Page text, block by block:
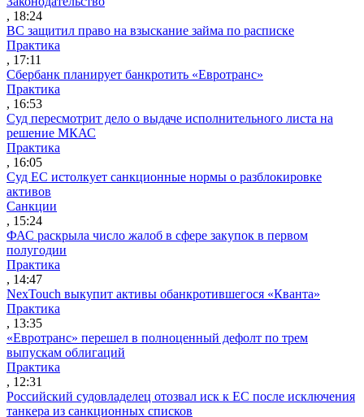
, 18:24
ВС защитил право на взыскание займа по расписке
Практика
, 17:11
Сбербанк планирует банкротить «Евротранс»
Практика
, 16:53
Суд пересмотрит дело о выдаче исполнительного листа на
решение МКАС
Практика
, 16:05
Суд ЕС истолкует санкционные нормы о разблокировке
активов
Санкции
, 15:24
ФАС раскрыла число жалоб в сфере закупок в первом
полугодии
Практика
, 14:47
NexTouch выкупит активы обанкротившегося «Кванта»
Практика
, 13:35
«Евротранс» перешел в полноценный дефолт по трем
выпускам облигаций
Практика
, 12:31
Российский судовладелец отозвал иск к ЕС после исключения
танкера из санкционных списков